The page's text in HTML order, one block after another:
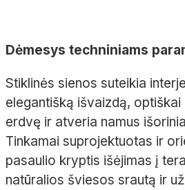
Dėmesys techniniams
Stiklinės sienos suteikia
elegantišką išvaizdą,
erdvę ir atveria namus
Tinkamai suprojektuotas ir
pasaulio kryptis išėjimas į
natūralios šviesos srautą ir